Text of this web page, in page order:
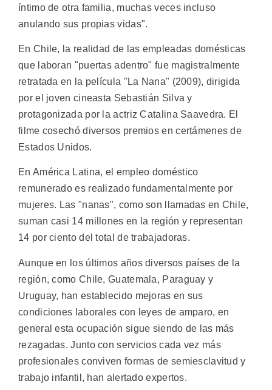
íntimo de otra familia, muchas veces incluso
anulando sus propias vidas".
En Chile, la realidad de las empleadas domésticas
que laboran "puertas adentro" fue magistralmente
retratada en la película "La Nana" (2009), dirigida
por el joven cineasta Sebastián Silva y
protagonizada por la actriz Catalina Saavedra. El
filme cosechó diversos premios en certámenes de
Estados Unidos.
En América Latina, el empleo doméstico
remunerado es realizado fundamentalmente por
mujeres. Las "nanas", como son llamadas en Chile,
suman casi 14 millones en la región y representan
14 por ciento del total de trabajadoras.
Aunque en los últimos años diversos países de la
región, como Chile, Guatemala, Paraguay y
Uruguay, han establecido mejoras en sus
condiciones laborales con leyes de amparo, en
general esta ocupación sigue siendo de las más
rezagadas. Junto con servicios cada vez más
profesionales conviven formas de semiesclavitud y
trabajo infantil, han alertado expertos.